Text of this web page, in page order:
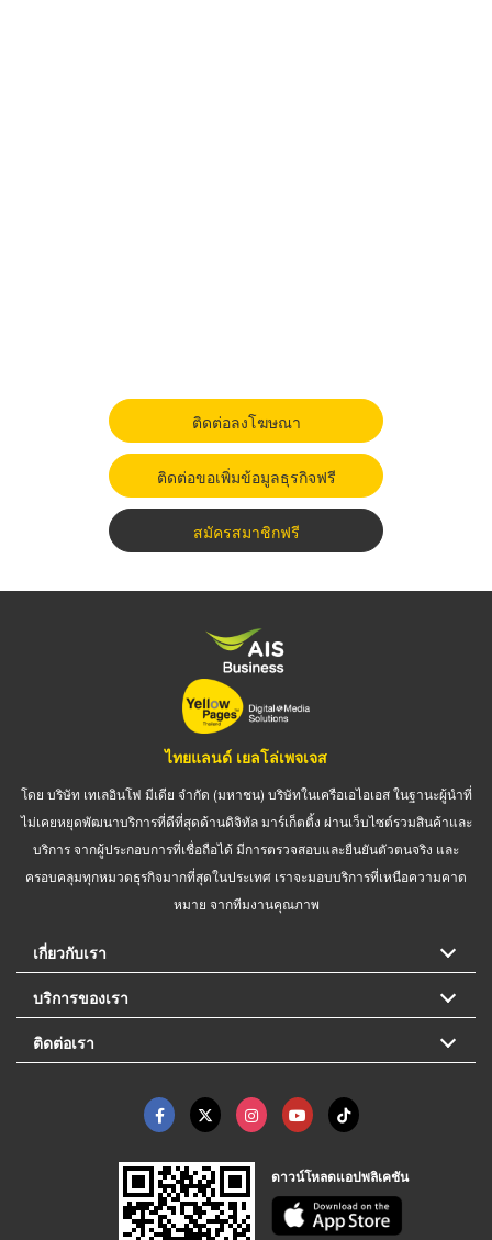
ติดต่อลงโฆษณา
ติดต่อขอเพิ่มข้อมูลธุรกิจฟรี
สมัครสมาชิกฟรี
ไทยแลนด์ เยลโล่เพจเจส
โดย บริษัท เทเลอินโฟ มีเดีย จำกัด (มหาชน) บริษัทในเครือเอไอเอส ในฐานะผู้นำที่
ไม่เคยหยุดพัฒนาบริการที่ดีที่สุดด้านดิจิทัล มาร์เก็ตติ้ง ผ่านเว็บไซต์รวมสินค้าและ
บริการ จากผู้ประกอบการที่เชื่อถือได้ มีการตรวจสอบและยืนยันตัวตนจริง และ
ครอบคลุมทุกหมวดธุรกิจมากที่สุดในประเทศ เราจะมอบบริการที่เหนือความคาด
หมาย จากทีมงานคุณภาพ
เกี่ยวกับเรา
บริการของเรา
ติดต่อเรา
ดาวน์โหลดแอปพลิเคชัน